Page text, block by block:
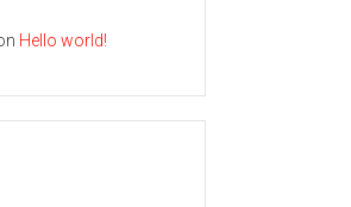
Hello world!